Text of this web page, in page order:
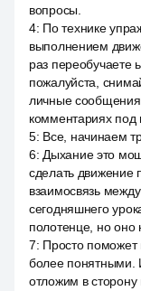
вопросы.
4: По технике
выполнением
раз переобучаете
пожалуйста,
личные сообщения
комментариях под
5: Все, начинаем
6: Дыхание это
сделать движение
взаимосвязь
сегодняшнего
полотенце, но оно
7: Просто поможет
более понятными.
отложим в